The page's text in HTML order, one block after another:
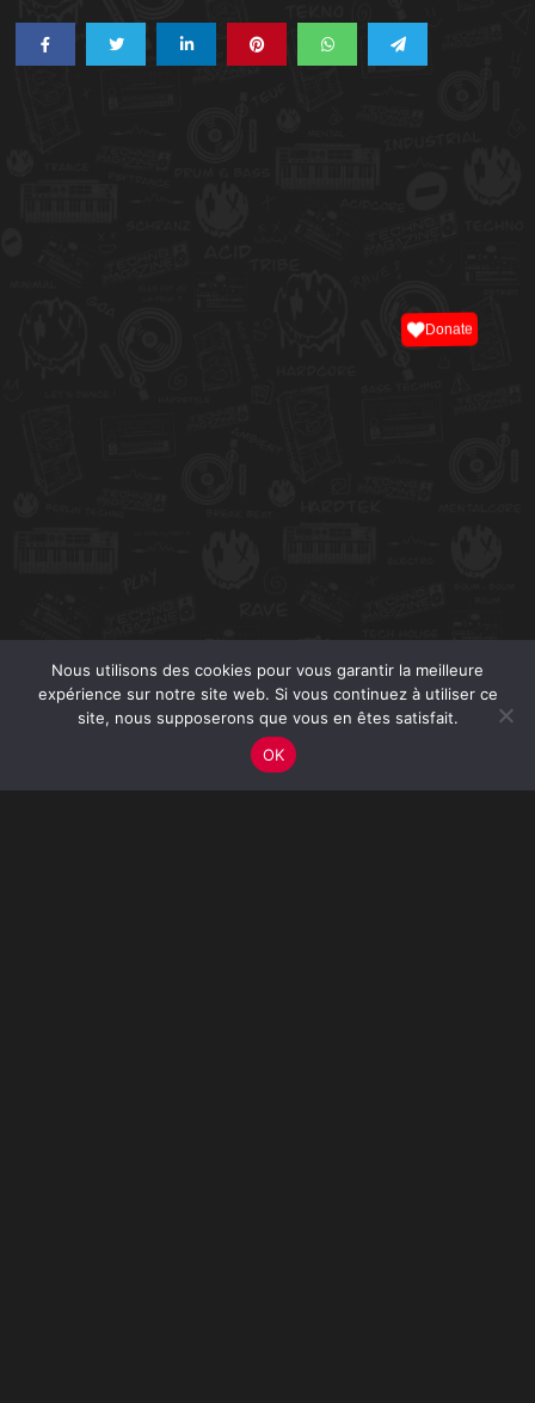
Nous utilisons des cookies pour vous garantir la meilleure
expérience sur notre site web. Si vous continuez à utiliser ce
site, nous supposerons que vous en êtes satisfait.
OK
Donate